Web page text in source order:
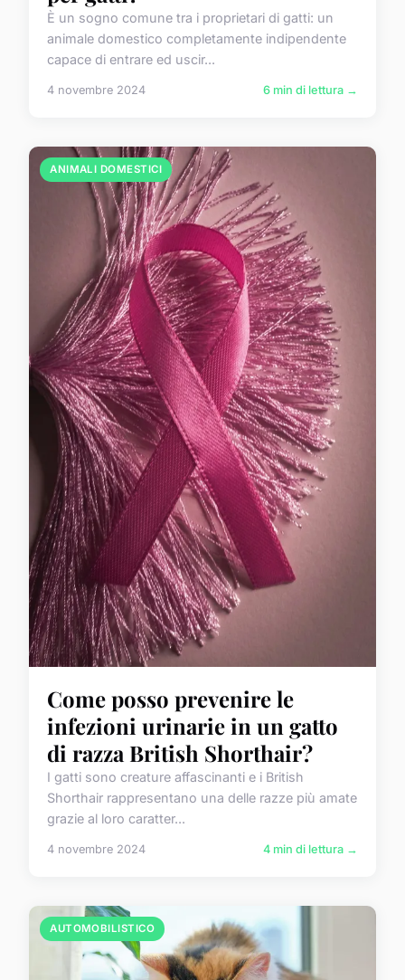
È un sogno comune tra i proprietari di gatti: un
animale domestico completamente indipendente
capace di entrare ed uscir...
4 novembre 2024 6 min di lettura →
ANIMALI DOMESTICI
Come posso prevenire le
infezioni urinarie in un gatto
di razza British Shorthair?
I gatti sono creature affascinanti e i British
Shorthair rappresentano una delle razze più amate
grazie al loro caratter...
4 novembre 2024 4 min di lettura →
AUTOMOBILISTICO